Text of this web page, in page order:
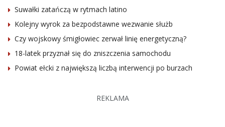
Suwałki zatańczą w rytmach latino
Kolejny wyrok za bezpodstawne wezwanie służb
Czy wojskowy śmigłowiec zerwał linię energetyczną?
18-latek przyznał się do zniszczenia samochodu
Powiat ełcki z największą liczbą interwencji po burzach
REKLAMA